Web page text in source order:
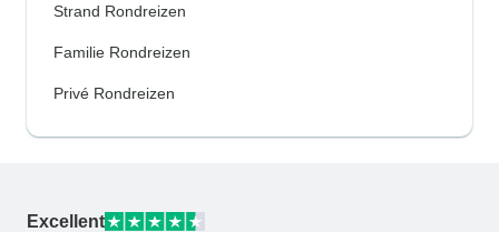
Strand Rondreizen
Familie Rondreizen
Privé Rondreizen
Excellent